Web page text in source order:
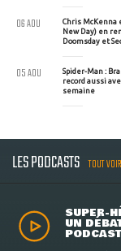
Chris McKenna
New Day) en
Doomsday et
06 AOU
Spider-Man :
record aussi
semaine
05 AOU
LES PODCASTS TOUT VOIR
SUPER-
UN